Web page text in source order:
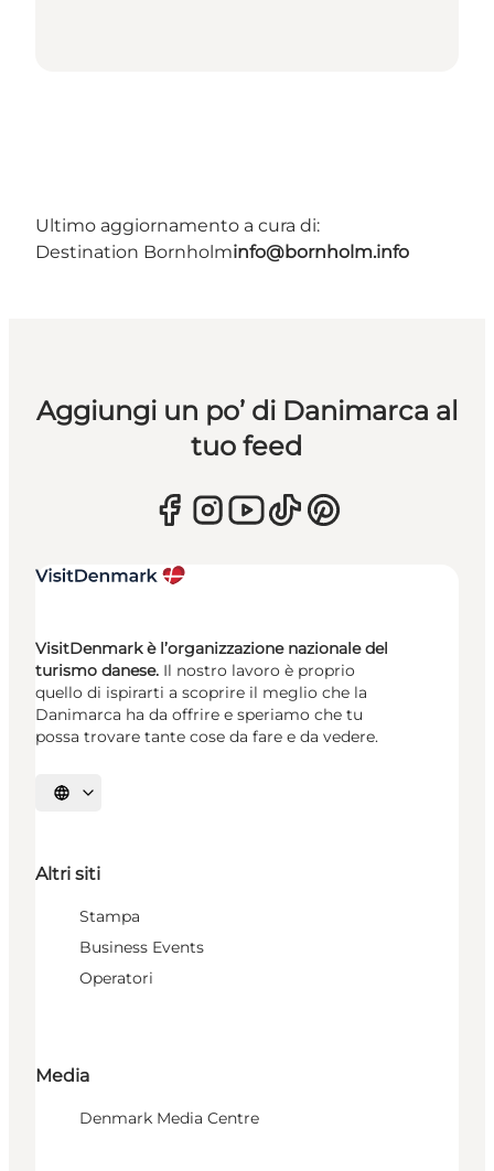
Ultimo aggiornamento a cura di:
Destination Bornholminfo@bornholm.info
Aggiungi un po’ di Danimarca al
tuo feed
VisitDenmark è l’organizzazione nazionale del
turismo danese. Il nostro lavoro è proprio
quello di ispirarti a scoprire il meglio che la
Danimarca ha da offrire e speriamo che tu
possa trovare tante cose da fare e da vedere.
Seleziona la lingua
Altri siti
Stampa
Business Events
Operatori
Media
Denmark Media Centre